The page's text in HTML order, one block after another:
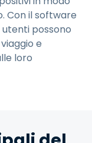
Con il software
possono
e
loro